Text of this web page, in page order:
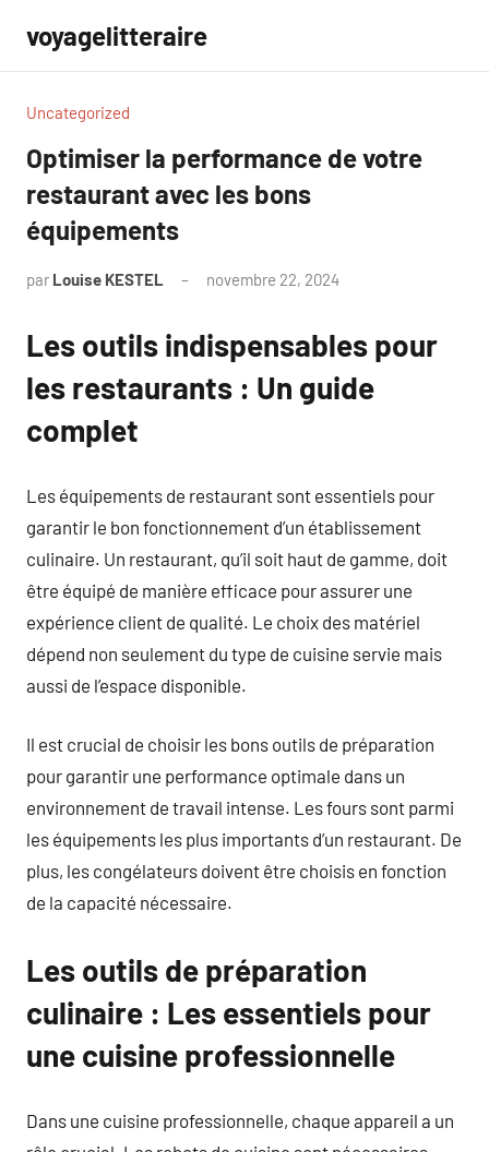
contenu
voyagelitteraire
Uncategorized
Optimiser la performance de votre
restaurant avec les bons
équipements
par Louise KESTEL novembre 22, 2024
Les outils indispensables pour
les restaurants : Un guide
complet
Les équipements de restaurant sont essentiels pour
garantir le bon fonctionnement d’un établissement
culinaire. Un restaurant, qu’il soit haut de gamme, doit
être équipé de manière efficace pour assurer une
expérience client de qualité. Le choix des matériel
dépend non seulement du type de cuisine servie mais
aussi de l’espace disponible.
Il est crucial de choisir les bons outils de préparation
pour garantir une performance optimale dans un
environnement de travail intense. Les fours sont parmi
les équipements les plus importants d’un restaurant. De
plus, les congélateurs doivent être choisis en fonction
de la capacité nécessaire.
Les outils de préparation
culinaire : Les essentiels pour
une cuisine professionnelle
Dans une cuisine professionnelle, chaque appareil a un